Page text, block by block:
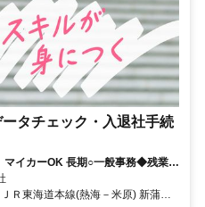
タチェック・入退社手続
イカーOK 長期○一般事務◆残業な